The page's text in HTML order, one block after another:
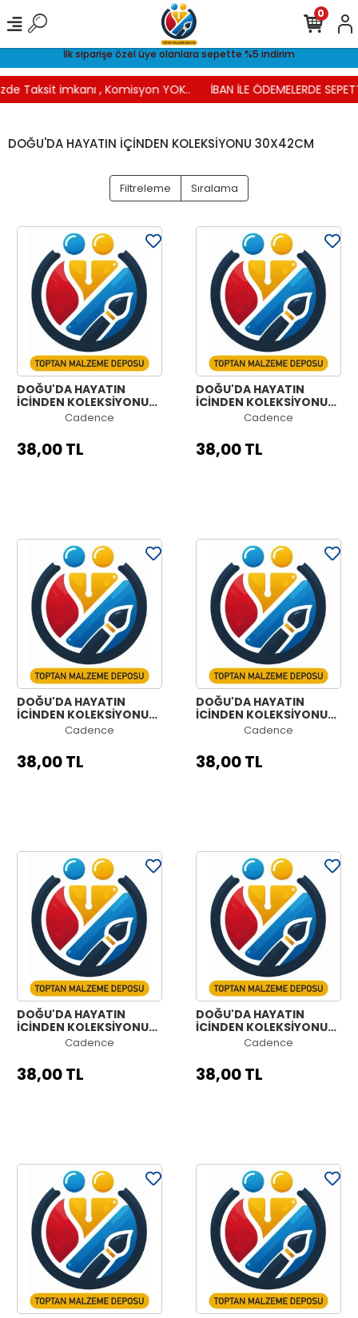
İlk siparişe özel üye olanlara sepette %5 indirim
Taksit imkanı , Komisyon YOK.. İBAN İLE ÖDEMELERDE
0
DOĞU'DA HAYATIN İÇİNDEN KOLEKSİYONU 30X42CM
Filtreleme Sıralama
DOĞU'DA HAYATIN
İÇİNDEN KOLEKSİYONU
OE-11 30X42CM
Cadence
38,00 TL
DOĞU'DA HAYATIN
İÇİNDEN KOLEKSİYONU
OE-10 30X42CM
Cadence
38,00 TL
DOĞU'DA HAYATIN
İÇİNDEN KOLEKSİYONU
OE-09 30X42CM
Cadence
38,00 TL
DOĞU'DA HAYATIN
İÇİNDEN KOLEKSİYONU
OE-08 30X42CM
Cadence
38,00 TL
DOĞU'DA HAYATIN
İÇİNDEN KOLEKSİYONU
OE-07 30X42CM
Cadence
38,00 TL
DOĞU'DA HAYATIN
İÇİNDEN KOLEKSİYONU
OE-06 30X42CM
Cadence
38,00 TL